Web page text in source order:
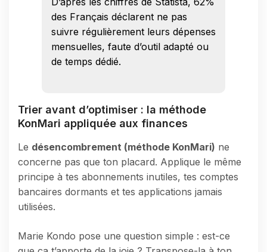
des Français déclarent ne pas
suivre régulièrement leurs dépenses
mensuelles, faute d’outil adapté ou
de temps dédié.
Trier avant d’optimiser : la méthode
KonMari appliquée aux finances
Le désencombrement (méthode KonMari) ne
concerne pas que ton placard. Applique le même
principe à tes abonnements inutiles, tes comptes
bancaires dormants et tes applications jamais
utilisées.
Marie Kondo pose une question simple : est-ce